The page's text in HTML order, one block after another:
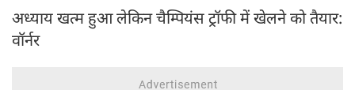
अध्याय खत्म हुआ लेकिन चैम्पियंस ट्रॉफी में खेलने को तैयार:
वॉर्नर